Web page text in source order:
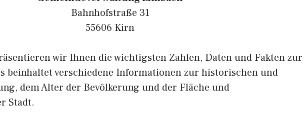
Bahnhofstraße 31
55606 Kirn
wir Ihnen die wichtigsten Zahlen, Daten und Fakten zur
beinhaltet verschiedene Informationen zur historischen und
dem Alter der Bevölkerung und der Fläche und
Stadt.